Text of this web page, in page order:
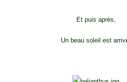
Et puis après,
Un beau soleil est